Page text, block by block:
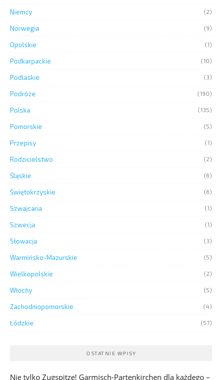
Niemcy (2)
Norwegia (9)
Opolskie (1)
Podkarpackie (10)
Podlaskie (3)
Podróże (190)
Polska (135)
Pomorskie (5)
Przepisy (1)
Rodzicielstwo (2)
Śląskie (6)
Świętokrzyskie (6)
Szwajcaria (1)
Szwecja (1)
Słowacja (3)
Warmińsko-Mazurskie (5)
Wielkopolskie (2)
Włochy (5)
Zachodniopomorskie (4)
Łódzkie (57)
OSTATNIE WPISY
Nie tylko Zugspitze! Garmisch-Partenkirchen dla każdego –